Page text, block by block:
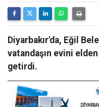
Diyarbakır'da, Eğil
vatandaşın evini
getirdi.